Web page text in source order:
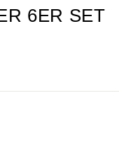
6ER SET